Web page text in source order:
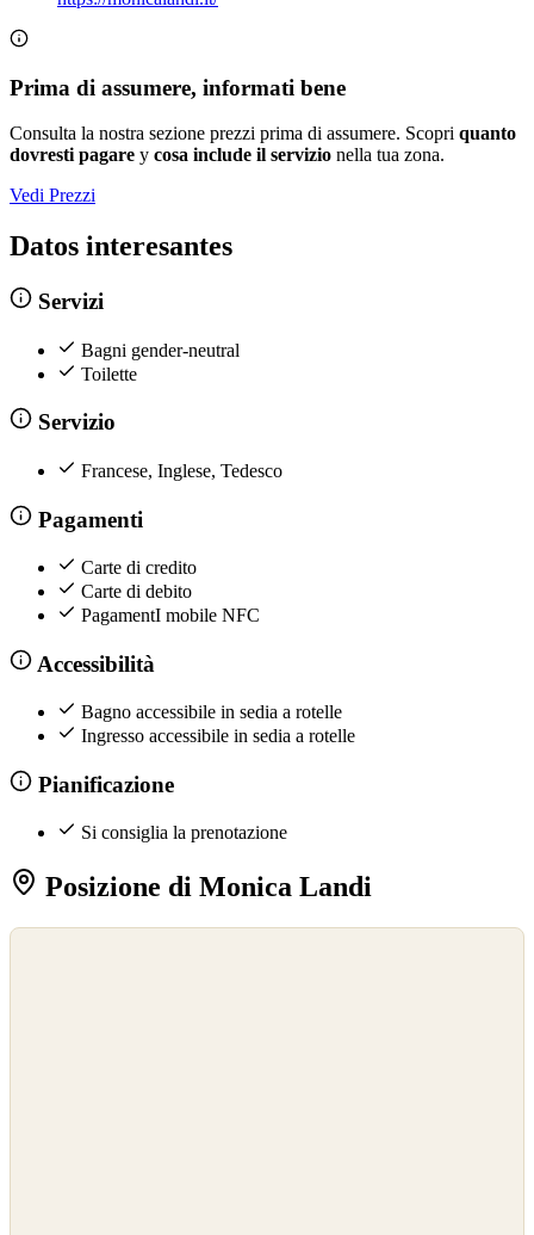
Prima di assumere, informati bene
Consulta la nostra sezione prezzi prima di assumere. Scopri quanto
dovresti pagare y cosa include il servizio nella tua zona.
Vedi Prezzi
Datos interesantes
Servizi
Bagni gender-neutral
Toilette
Servizio
Francese, Inglese, Tedesco
Pagamenti
Carte di credito
Carte di debito
PagamentI mobile NFC
Accessibilità
Bagno accessibile in sedia a rotelle
Ingresso accessibile in sedia a rotelle
Pianificazione
Si consiglia la prenotazione
Posizione di Monica Landi